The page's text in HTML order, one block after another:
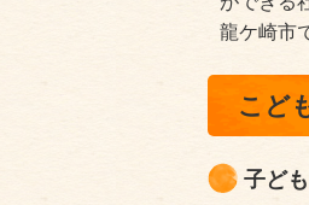
龍ケ崎市
こど
子ど